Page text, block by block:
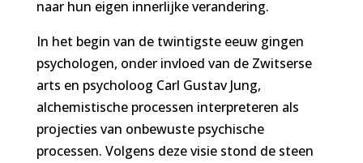
naar hun eigen innerlijke verandering.
In het begin van de twintigste eeuw gingen
psychologen, onder invloed van de Zwitserse
arts en psycholoog Carl Gustav Jung,
alchemistische processen interpreteren als
projecties van onbewuste psychische
processen. Volgens deze visie stond de steen